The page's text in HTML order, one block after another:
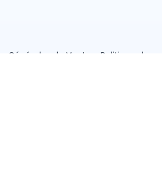
Générales de Vente Politique de